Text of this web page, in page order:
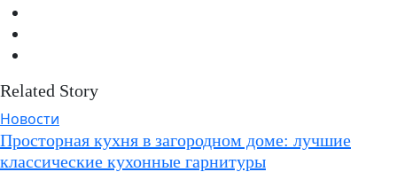
Related Story
Новости
Просторная кухня в загородном доме: лучшие
классические кухонные гарнитуры